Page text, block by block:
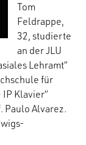
Tom
Feldrappe,
32, studierte
an der JLU
Lehramt“
für
IP Klavier“
Paulo Alvarez.